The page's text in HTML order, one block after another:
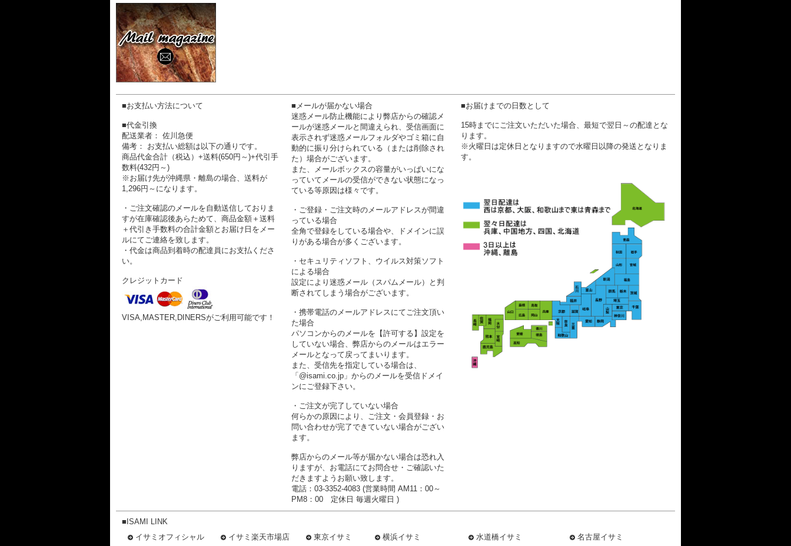
■お支払い方法について
■代金引換
配送業者： 佐川急便
備考： お支払い総額は以下の通りです。
商品代金合計（税込）+送料(650円～)+代引手
数料(432円～)
※お届け先が沖縄県・離島の場合、送料が
1,296円～になります。
・ご注文確認のメールを自動送信しておりま
すが在庫確認後あらためて、商品金額＋送料
＋代引き手数料の合計金額とお届け日をメー
ルにてご連絡を致します。
・代金は商品到着時の配達員にお支払くださ
い。
クレジットカード
VISA,MASTER,DINERSがご利用可能です！
■メールが届かない場合
迷惑メール防止機能により弊店からの確認メ
ールが迷惑メールと間違えられ、受信画面に
表示されず迷惑メールフォルダやゴミ箱に自
動的に振り分けられている（または削除され
た）場合がございます。
また、メールボックスの容量がいっぱいにな
っていてメールの受信ができない状態になっ
ている等原因は様々です。
・ご登録・ご注文時のメールアドレスが間違
っている場合
全角で登録をしている場合や、ドメインに誤
りがある場合が多くございます。
・セキュリティソフト、ウイルス対策ソフト
による場合
設定により迷惑メール（スパムメール）と判
断されてしまう場合がございます。
・携帯電話のメールアドレスにてご注文頂い
た場合
パソコンからのメールを【許可する】設定を
していない場合、弊店からのメールはエラー
メールとなって戻ってまいります。
また、受信先を指定している場合は、
「@isami.co.jp」からのメールを受信ドメイ
ンにご登録下さい。
・ご注文が完了していない場合
何らかの原因により、ご注文・会員登録・お
問い合わせが完了できていない場合がござい
ます。
弊店からのメール等が届かない場合は恐れ入
りますが、お電話にてお問合せ・ご確認いた
だきますようお願い致します。
電話：03-3352-4083 (営業時間 AM11：00～
PM8：00 定休日 毎週火曜日 )
■お届けまでの日数として
15時までにご注文いただいた場合、最短で翌日～の配達とな
ります。
※火曜日は定休日となりますので水曜日以降の発送となりま
す。
■ISAMI LINK
イサミオフィシャル
イサミ楽天市場店 東京イサミ 横浜イサミ 水道橋イサミ 名古屋イサミ